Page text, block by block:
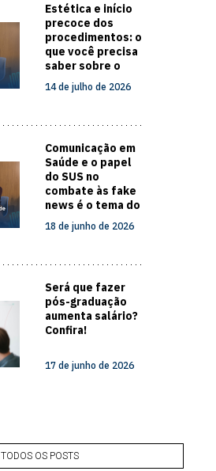
Estética e início
precoce dos
procedimentos: o
que você precisa
saber sobre o
cuidado com a
pele
14 de julho de 2026
Comunicação em
Saúde e o papel
do SUS no
combate às fake
news é o tema do
novo episódio do
Papo com
18 de junho de 2026
Será que fazer
pós-graduação
aumenta salário?
Confira!
17 de junho de 2026
TODOS OS POSTS